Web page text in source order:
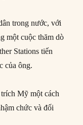
trong nước, với
một cuộc thăm dò
Stations tiến
của ông.
Mỹ một cách
chức và đối